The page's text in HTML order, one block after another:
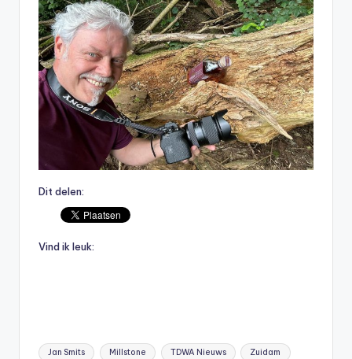
Dit delen:
Vind ik leuk:
Tags:
Jan Smits Millstone TDWA Nieuws Zuidam